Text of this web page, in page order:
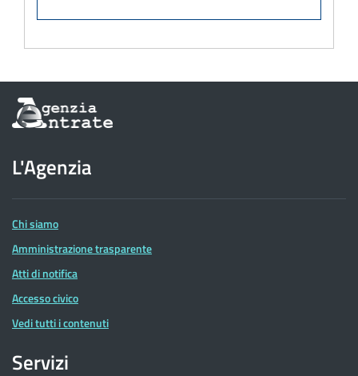
Informazioni
sul
dell'Agenzia
delle
Entrate
L'Agenzia
Chi siamo
Amministrazione trasparente
Atti di notifica
Accesso civico
Vedi tutti i contenuti
Servizi